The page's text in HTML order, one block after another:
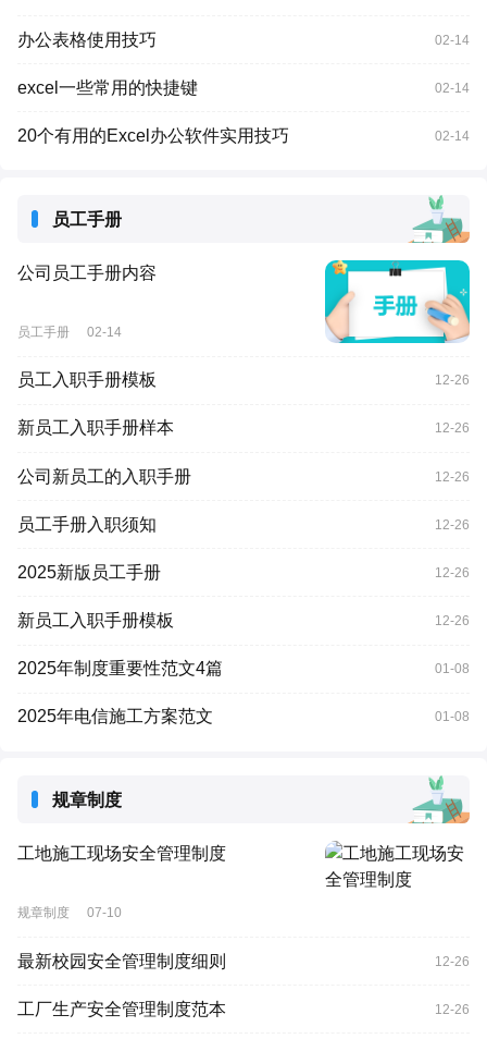
办公表格使用技巧 02-14
excel一些常用的快捷键 02-14
20个有用的Excel办公软件实用技巧 02-14
员工手册
公司员工手册内容
员工手册 02-14
员工入职手册模板 12-26
新员工入职手册样本 12-26
公司新员工的入职手册 12-26
员工手册入职须知 12-26
2025新版员工手册 12-26
新员工入职手册模板 12-26
2025年制度重要性范文4篇 01-08
2025年电信施工方案范文 01-08
规章制度
工地施工现场安全管理制度
规章制度 07-10
最新校园安全管理制度细则 12-26
工厂生产安全管理制度范本 12-26